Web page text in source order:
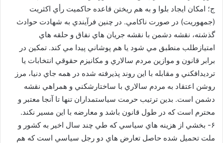
ج؛ امكان ايجاد بلوا و به هم ريختن قاعده حاكميت رأي اكثريت
(جمهوريت) در صورت ناكامي. در چنين فرآيندي به شهادت حوادث
گذشته، نقشه دشمن با نقشه جريان هاي نفاق و حلقه هاي
امتيازطلب منطبق مي شود يا هم پوشاني پيدا مي كند. تمكين در
برابر قانون و موازين مردم سالاري و مكانيزم حقوقي انتخابات يا
ترديدافكني و مقابله با اين روند پذيرفته شده در همه جاي دنيا، مرز
روشن اعتقاد به مردم سالاري با ساختارشكني و همراهي نقشه
دشمن است. بدين ترتيب حرمت سياستمداران تنها تا آنجا معتبر و
محترم است كه در طول قانون باشد و معارضه با اين مسير نكند.
۶- بخشي از هزينه هاي سياسي كه طي چند سال اخير به كشور و
ملت تحميل شده حاصل تعارض هاي دو رجل سياسي است كه هم